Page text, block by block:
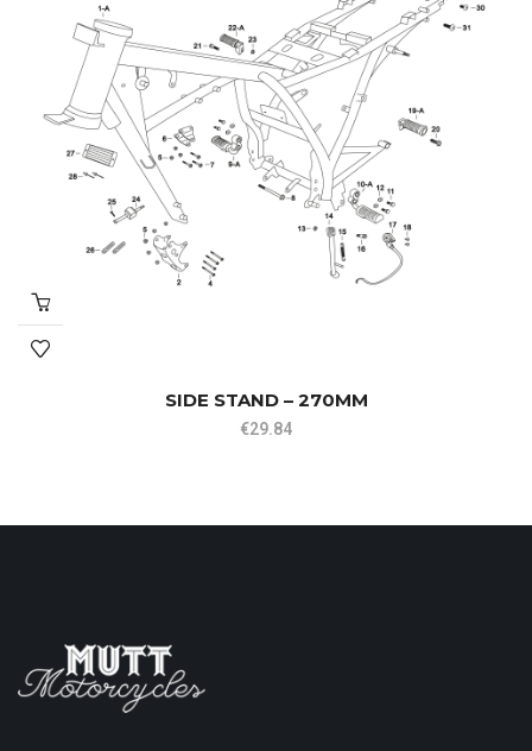
SIDE STAND – 270MM
€29.84